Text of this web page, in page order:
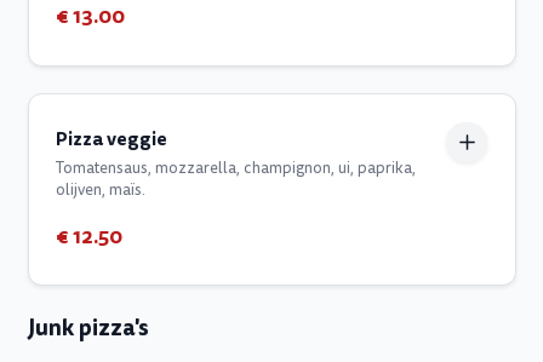
€ 13.00
Pizza veggie
Tomatensaus, mozzarella, champignon, ui, paprika,
olijven, maïs.
€ 12.50
Junk pizza's